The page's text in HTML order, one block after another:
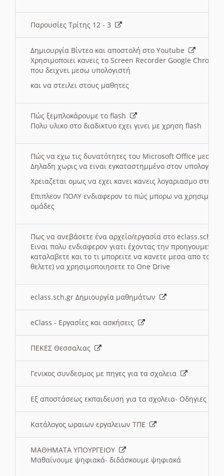
Παρουσίες Τρίτης 12 - 3
Δημιουργία Βίντεο και αποστολή στο Youtube
Χρησιμοποιει κανεις το Screen Recorder Google Chrome
που δειχνει μεσω υπολογιστή
και να στειλει στους μαθητες
Πώς ξεμπλοκάρουμε το flash
Πολυ υλικο στο διαδικτυο εχει γινει με χρηση flash
Πώς να εχω τις δυνατότητες του Microsoft Office μεσω
Δηλαδη χωρις να ειναι εγκαταστημμένο στον
Χρειαζεται ομως να εχει κανει κανεις λογαριασμο στη
Επιπλεον ΠΟΛΥ ενδιαφερον το πώς μπορω να
ομάδες
Πως να ανεβάσετε ένα αρχείο/εργασία στο eclass.sch.gr
Ειναι πολυ ενδιαφερον γιατι έχοντας την
καταλαβετε και το τι μπορειτε να κανετε μεσα απο το
θελετε) να χρησιμοποιησετε το One Drive
eclass.sch.gr Δημιουργία μαθημάτων
eClass - Εργασίες και ασκήσεις
ΠΕΚΕΣ Θεσσαλιας
Γενικος συνδεσμος με πηγες για τα σχολεια
Εξ αποστάσεως εκπαιδευση για τα σχολεια- Οδηγιες
Κατάλογος ωραιων εργαλειων ΤΠΕ
ΜΑΘΗΜΑΤΑ ΥΠΟΥΡΓΕΙΟΥ
Μαθαίνουμε ψηφιακά- διδάσκουμε ψηφιακά